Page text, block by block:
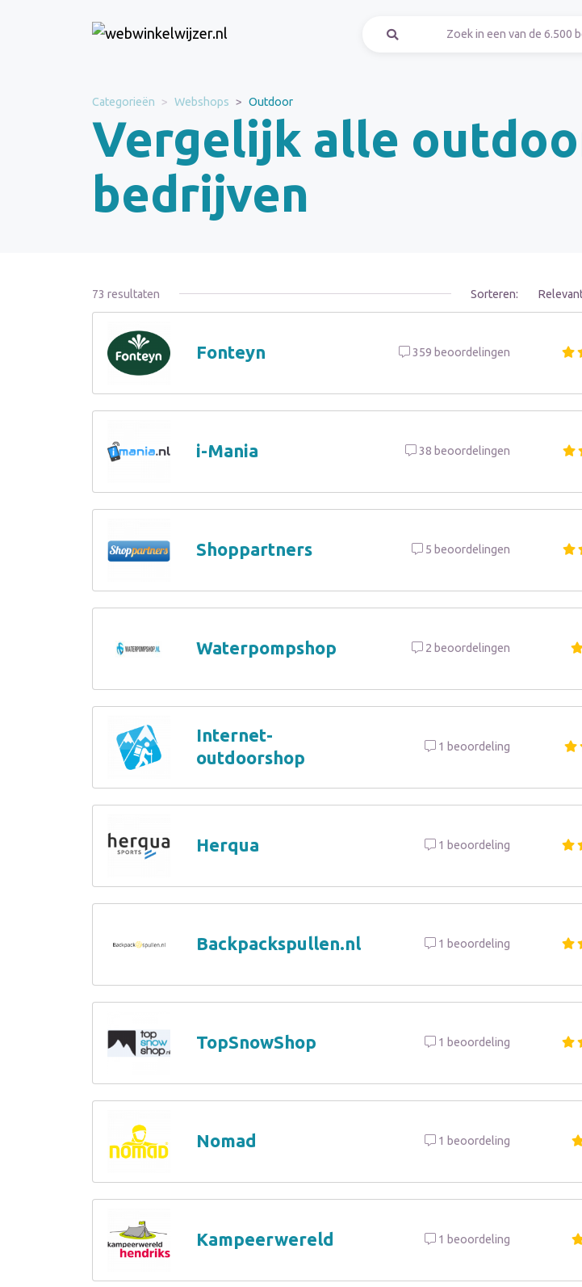
Categorieën Webshops Outdoor
Vergelijk alle
bedrijven
73 resultaten Sorteren:
Fonteyn 359 beoordelingen
i-Mania 38 beoordelingen
Shoppartners 5 beoordelingen
Waterpompshop 2 beoordelingen
Internet-
outdoorshop
1 beoordeling
Herqua 1 beoordeling
Backpackspullen.nl 1 beoordeling
TopSnowShop 1 beoordeling
Nomad 1 beoordeling
Kampeerwereld 1 beoordeling